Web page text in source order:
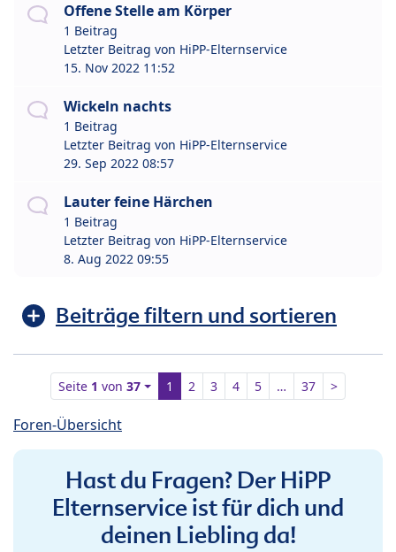
Offene Stelle am Körper
1 Beitrag
Letzter Beitrag von HiPP-Elternservice
15. Nov 2022 11:52
Wickeln nachts
1 Beitrag
Letzter Beitrag von HiPP-Elternservice
29. Sep 2022 08:57
Lauter feine Härchen
1 Beitrag
Letzter Beitrag von HiPP-Elternservice
8. Aug 2022 09:55
Beiträge filtern und sortieren
Seite 1 von37 1 2 3 4 5 … 37 >
Foren-Übersicht
Hast du Fragen? Der HiPP
Elternservice ist für dich und
deinen Liebling da!